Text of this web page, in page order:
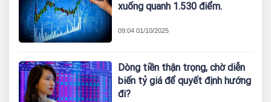
xuống quanh 1.530 điểm.
09:04 01/10/2025
Dòng tiền thận trọng, chờ diễn
biến tỷ giá để quyết định hướng
đi?